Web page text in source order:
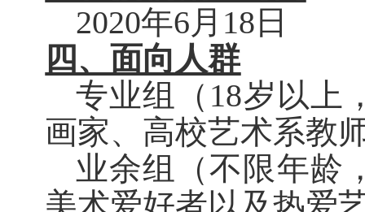
2020年6月18日
四、面向人群
专业组（ 18岁以上
画家、高校艺术系教
业余组（不限年龄